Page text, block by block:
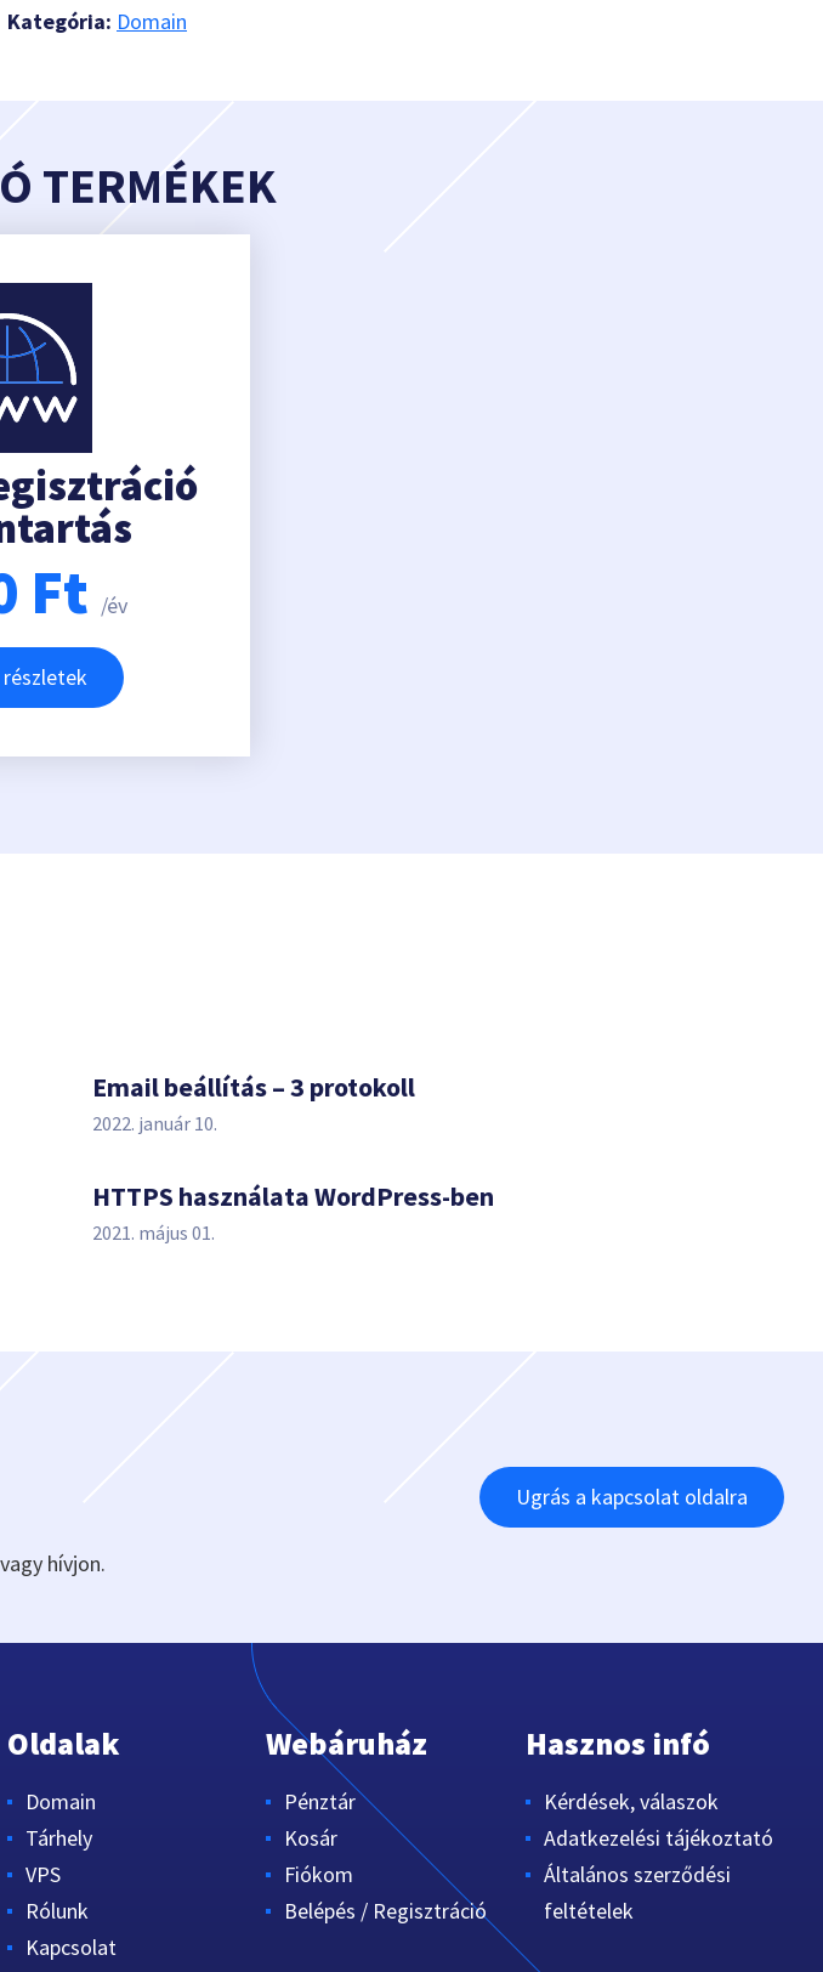
Kategória: Domain
TERMÉKEK
Ft /év
Email beállítás – 3 protokoll
2022. január 10.
HTTPS használata WordPress-ben
2021. május 01.
hívjon.
Ugrás a kapcsolat oldalra
Oldalak
Domain
Tárhely
VPS
Rólunk
Kapcsolat
Webáruház
Pénztár
Kosár
Fiókom
Belépés / Regisztráció
Hasznos infó
Kérdések, válaszok
Adatkezelési tájékoztató
Általános szerződési
feltételek